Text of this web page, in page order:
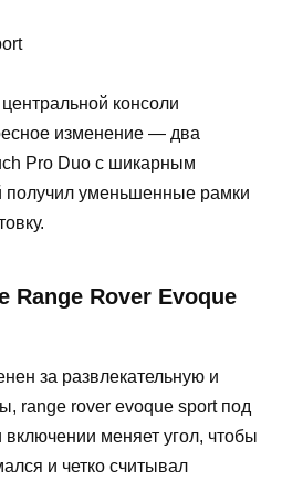
консоли
изменение — два
Pro Duo с шикарным
уменьшенные рамки
Range Rover Evoque
за развлекательную и
range rover evoque sport под
меняет угол, чтобы
и четко считывал